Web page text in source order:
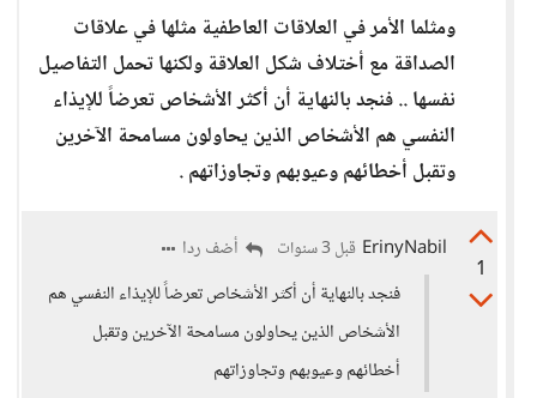
ومثلما الأمر في العلاقات العاطفية مثلها في علاقات
الصداقة مع أختلاف شكل العلاقة ولكنها تحمل التفاصيل
نفسها .. فنجد بالنهاية أن أكثر الأشخاص تعرضاً للإيذاء
النفسي هم الأشخاص الذين يحاولون مسامحة الآخرين
وتقبل أخطائهم وعيوبهم وتجاوزاتهم .
1
ErinyNabil قبل 3 سنوات
أضف ردا
فنجد بالنهاية أن أكثر الأشخاص تعرضاً للإيذاء النفسي هم
الأشخاص الذين يحاولون مسامحة الآخرين وتقبل
أخطائهم وعيوبهم وتجاوزاتهم